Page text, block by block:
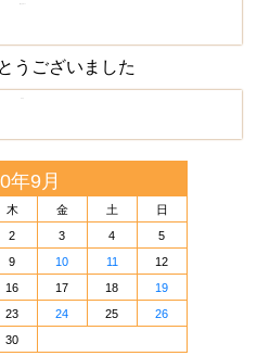
うございました
年9月
木 金 土
日
2 3 4
5
9 10 11
12
16 17 18
19
23 24 25
26
30